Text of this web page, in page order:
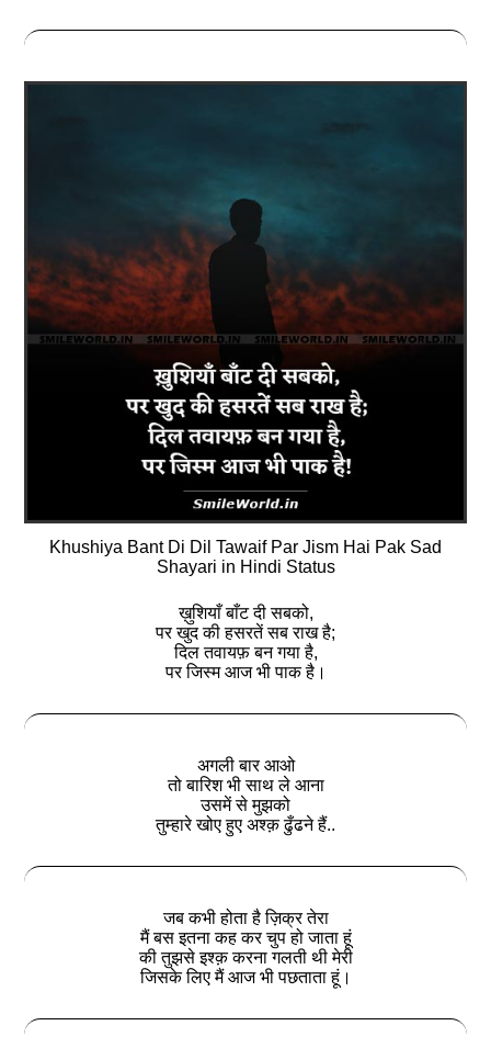
Khushiya Bant Di Dil Tawaif Par Jism Hai Pak Sad
Shayari in Hindi Status
ख़ुशियाँ बाँट दी सबको,
पर खुद की हसरतें सब राख है;
दिल तवायफ़ बन गया है,
पर जिस्म आज भी पाक है।
अगली बार आओ
तो बारिश भी साथ ले आना
उसमें से मुझको
तुम्हारे खोए हुए अश्क़ ढुँढने हैं..
जब कभी होता है ज़िक्र तेरा
मैं बस इतना कह कर चुप हो जाता हूं
की तुझसे इश्क़ करना गलती थी मेरी
जिसके लिए मैं आज भी पछताता हूं।